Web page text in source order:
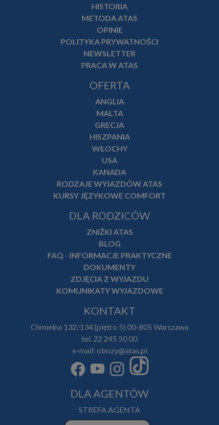
HISTORIA
METODA ATAS
OPINIE
POLITYKA PRYWATNOŚCI
NEWSLETTER
PRACA W ATAS
OFERTA
ANGLIA
MALTA
GRECJA
HISZPANIA
WŁOCHY
USA
KANADA
RODZAJE WYJAZDÓW ATAS
KURSY JĘZYKOWE COMFORT
DLA RODZICÓW
ZNIŻKI ATAS
BLOG
FAQ - INFORMACJE PRAKTYCZNE
DOKUMENTY
ZDJĘCIA Z WYJAZDU
KOMUNIKATY WYJAZDOWE
KONTAKT
Chmielna 132/134 (piętro 5) 00-805 Warszawa
tel. 22 245 50 00
e-mail: obozy@atas.pl
DLA AGENTÓW
STREFA AGENTA